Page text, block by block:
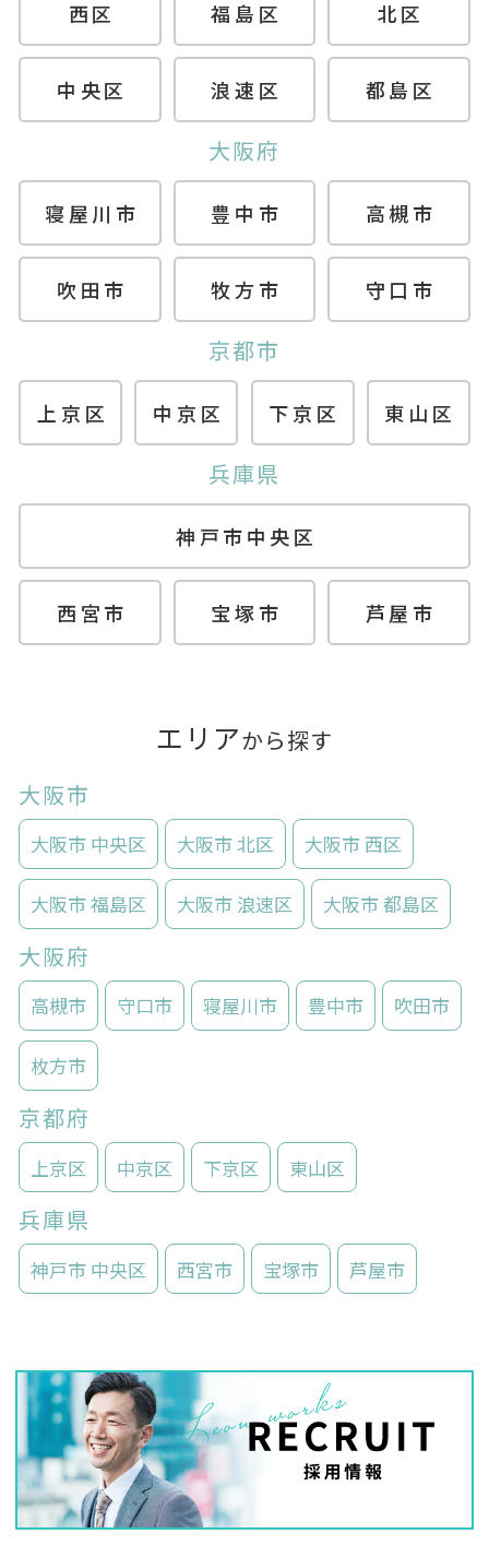
西区 福島区 北区
中央区 浪速区 都島区
大阪府
寝屋川市 豊中市 高槻市
吹田市 牧方市 守口市
京都市
上京区 中京区 下京区 東山区
兵庫県
神戸市中央区
西宮市 宝塚市 芦屋市
エリアから探す
大阪市
大阪市 中央区 大阪市 北区 大阪市 西区
大阪市 福島区 大阪市 浪速区 大阪市 都島区
大阪府
高槻市 守口市 寝屋川市 豊中市 吹田市
枚方市
京都府
上京区 中京区 下京区 東山区
兵庫県
神戸市 中央区 西宮市 宝塚市 芦屋市